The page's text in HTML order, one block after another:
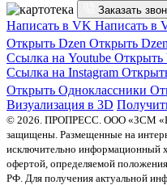
Заказать
Написать в VK Написать в
Открыть Dzen Открыть Dzen
Ссылка на Youtube Открыть
Ссылка на Instagram
Открыть Одноклассники
Визуализация в 3D
© 2026. ПРОПРЕСС. ООО «ЗСМ
защищены. Размещенные на
исключительно информационный
офертой, определяемой
РФ. Для получения актуальной